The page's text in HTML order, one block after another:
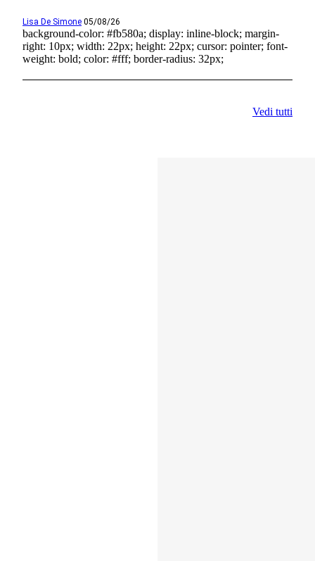
Lisa De Simone 05/08/26
background-color: #fb580a; display: inline-block; margin-
right: 10px; width: 22px; height: 22px; cursor: pointer; font-
weight: bold; color: #fff; border-radius: 32px;
Vedi tutti